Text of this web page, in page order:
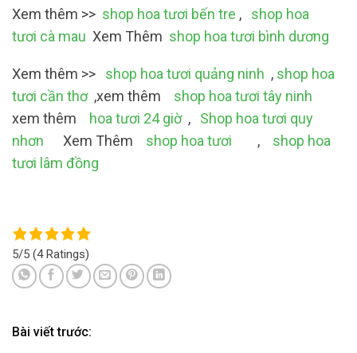
Xem thêm >> shop hoa tươi bến tre , shop hoa
tươi cà mau Xem Thêm shop hoa tươi bình dương
Xem thêm >> shop hoa tươi quảng ninh , shop hoa
tươi cần thơ,xem thêm shop hoa tươi tây ninh
xem thêm hoa tươi 24 giờ ,
Shop hoa tươi quy
nhơn
Xem Thêm shop hoa tươi ,
shop hoa
tươi lâm đồng
5/5 (4 Ratings)
Bài viết trước: